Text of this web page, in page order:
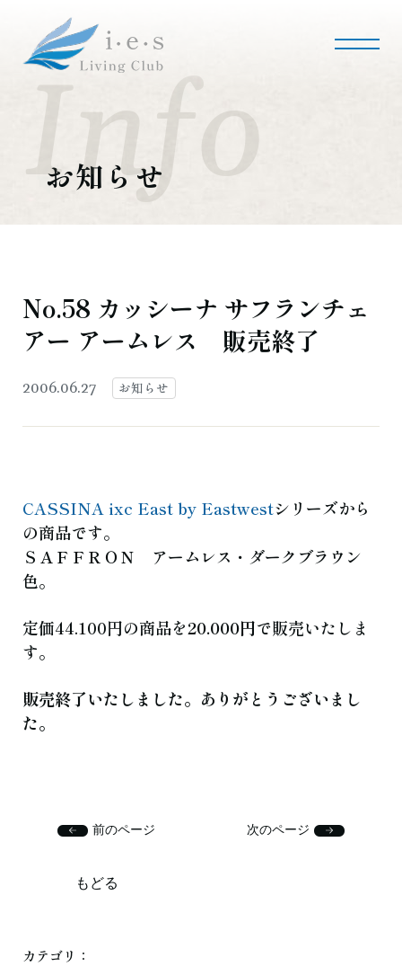
お知らせ
No.58 カッシーナ サフランチェ
アー アームレス 販売終了
2006.06.27 お知らせ
CASSINA ixc East by Eastwestシリーズから
の商品です。
ＳＡＦＦＲＯＮ アームレス・ダークブラウン
色。
定価44.100円の商品を20.000円で販売いたしま
す。
販売終了いたしました。ありがとうございまし
た。
前のページ
もどる
次のページ
カテゴリ：
i・e・sリビング倶楽部について
事業内容
会社概要
施工事例・実績
マンションリノベーション
採用情報
よくある質問 お知らせ ブログ